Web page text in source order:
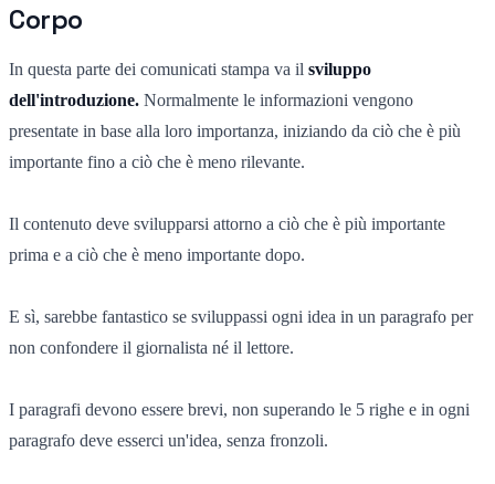
Corpo
In questa parte dei comunicati stampa va il sviluppo
dell'introduzione. Normalmente le informazioni vengono
presentate in base alla loro importanza, iniziando da ciò che è più
importante fino a ciò che è meno rilevante.
Il contenuto deve svilupparsi attorno a ciò che è più importante
prima e a ciò che è meno importante dopo.
E sì, sarebbe fantastico se sviluppassi ogni idea in un paragrafo per
non confondere il giornalista né il lettore.
I paragrafi devono essere brevi, non superando le 5 righe e in ogni
paragrafo deve esserci un'idea, senza fronzoli.